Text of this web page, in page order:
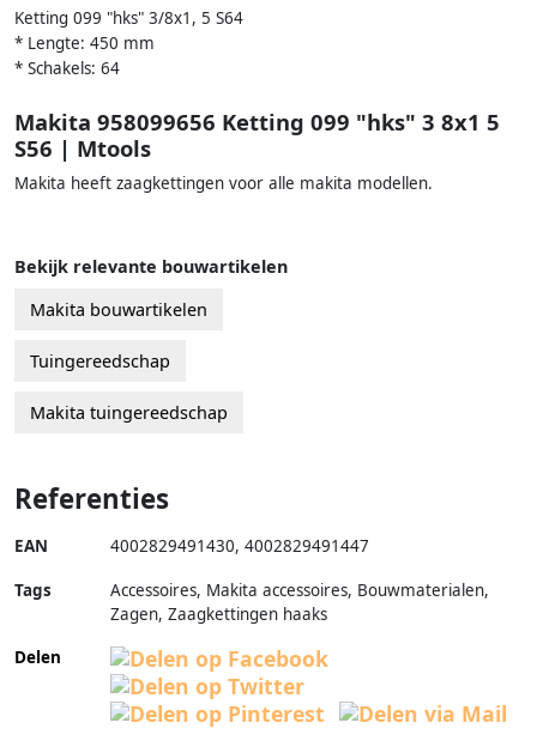
Ketting 099 "hks" 3/8x1, 5 S64
* Lengte: 450 mm
* Schakels: 64
Makita 958099656 Ketting 099 "hks" 3 8x1 5
S56 | Mtools
Makita heeft zaagkettingen voor alle makita modellen.
Bekijk relevante bouwartikelen
Makita bouwartikelen
Tuingereedschap
Makita tuingereedschap
Referenties
EAN 4002829491430, 4002829491447
Tags
Accessoires, Makita accessoires, Bouwmaterialen,
Zagen, Zaagkettingen haaks
Delen